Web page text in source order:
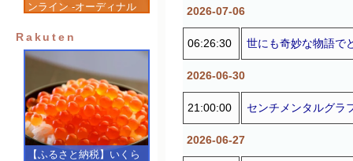
ンライン -オーディナル
成品フィギュア
Rakuten
【ふるさと納税】いくら
2026-07-06
06:26:30 世にも奇妙な物語で
2026-06-30
21:00:00 センチメンタルグラ
2026-06-27